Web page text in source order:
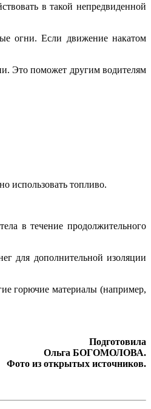
в такой непредвиденной
огни. Если движение накатом
Это поможет другим водителям
использовать топливо.
в течение продолжительного
для дополнительной изоляции
горючие материалы (например,
Подготовила
Ольга БОГОМОЛОВА.
Фото из открытых источников.